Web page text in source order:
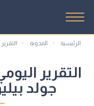
الرئيسية المدونة
التقرير
جولد بيليون22/